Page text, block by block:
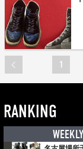
1
RANKING
WEEKLY